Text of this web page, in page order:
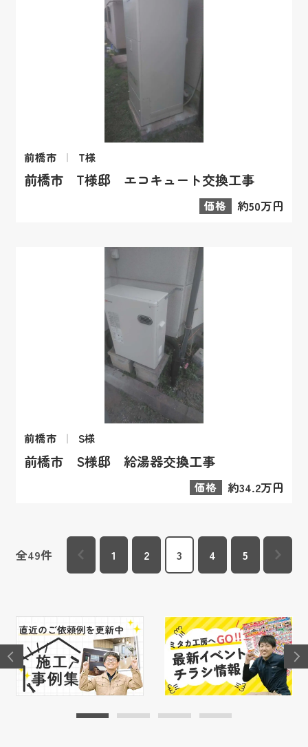
前橋市 T様
前橋市 T様邸 エコキュート交換工事
価格 約50万円
前橋市 S様
前橋市 S様邸 給湯器交換工事
価格 約34.2万円
全49件 1 2 3 4 5